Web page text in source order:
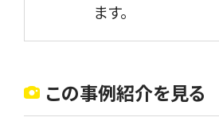
ます。
この事例紹介を見る